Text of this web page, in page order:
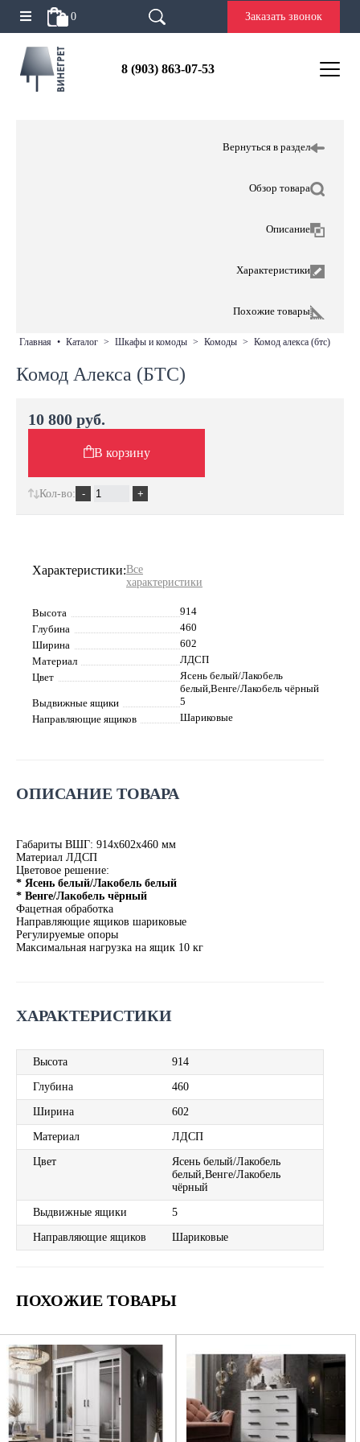
0 Заказать звонок
8 (903) 863-07-53
Вернуться в раздел
Обзор товара
Описание
Характеристики
Похожие товары
главная • каталог > шкафы и комоды > комоды > комод алекса (бтс)
Комод Алекса (БТС)
Характеристики:Все
характеристики
Высота
914
Глубина
460
Ширина
602
Материал
ЛДСП
Цвет
Ясень белый/Лакобель
белый,Венге/Лакобель чёрный
Выдвижные ящики
5
Направляющие ящиков
Шариковые
ОПИСАНИЕ ТОВАРА
Габариты ВШГ: 914х602х460 мм
Материал ЛДСП
Цветовое решение:
* Ясень белый/Лакобель белый
* Венге/Лакобель чёрный
Фацетная обработка
Направляющие ящиков шариковые
Регулируемые опоры
Максимальная нагрузка на ящик 10 кг
ХАРАКТЕРИСТИКИ
Высота 914
Глубина 460
Ширина 602
Материал ЛДСП
Цвет
Ясень белый/Лакобель
белый,Венге/Лакобель
чёрный
Выдвижные ящики 5
Направляющие ящиков Шариковые
ПОХОЖИЕ ТОВАРЫ
10 800 руб.
В корзину
Кол-во: